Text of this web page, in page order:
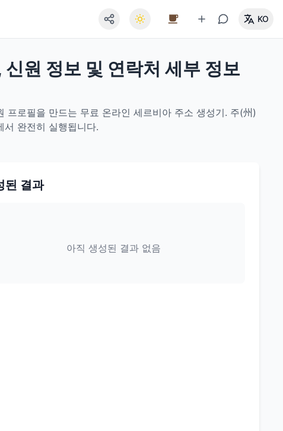
KO
원 정보 및 연락처 세부 정보
로필을 만드는 무료 온라인 세르비아 주소 생성기. 주(州)
완전히 실행됩니다.
된 결과
아직 생성된 결과 없음